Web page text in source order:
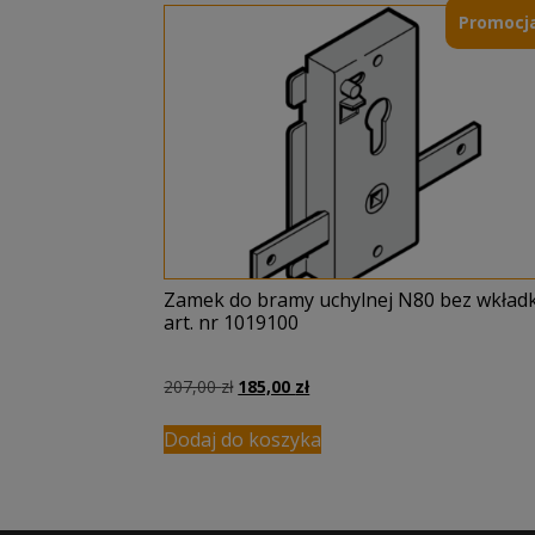
Zamek do bramy uchylnej N80 bez
art. nr 1019100
207,00zł Pierwotna
wynosiła:
207,00 zł.
185,00 złAktualna
wynosi:
185,00 zł.
Dodaj do koszyka